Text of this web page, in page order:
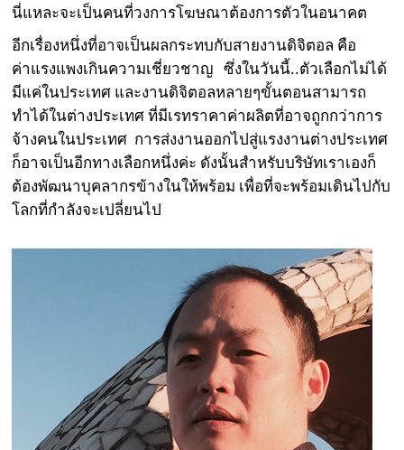
นี่แหละจะเป็นคนที่วงการโฆษณาต้องการตัวในอนาคต
อีกเรื่องหนึ่งที่อาจเป็นผลกระทบกับสายงานดิจิตอล คือ
ค่าแรงแพงเกินความเชี่ยวชาญ ซึ่งในวันนี้..ตัวเลือกไม่ได้
มีแค่ในประเทศ และงานดิจิตอลหลายๆขั้นตอนสามารถ
ทำได้ในต่างประเทศ ที่มีเรทราคาค่าผลิตที่อาจถูกกว่าการ
จ้างคนในประเทศ การส่งงานออกไปสู่แรงงานต่างประเทศ
ก็อาจเป็นอีกทางเลือกหนึ่งค่ะ ดังนั้นสำหรับบริษัทเราเองก็
ต้องพัฒนาบุคลากรข้างในให้พร้อม เพื่อที่จะพร้อมเดินไปกับ
โลกที่กำลังจะเปลี่ยนไป